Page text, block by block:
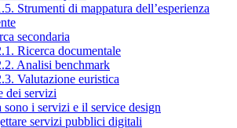
Strumenti di mappatura dell’esperienza
secondaria
Ricerca documentale
Analisi benchmark
Valutazione euristica
dei servizi
sono i servizi e il service design
servizi pubblici digitali